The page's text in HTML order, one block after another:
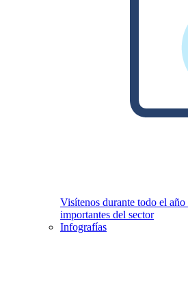
Visítenos durante todo el año
importantes del sector
Infografías